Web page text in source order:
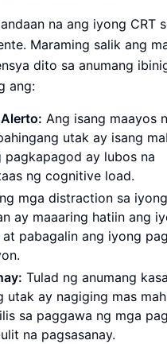
na ang iyong CRT
Maraming salik ang
dito sa anumang
ang:
Ang isang maayos
utak ay isang
pagkapagod ay lubos na
ng cognitive load.
mga distraction sa iyong
ay maaaring hatiin ang
pabagalin ang iyong
Tulad ng anumang
utak ay nagiging mas
sa paggawa ng mga
na pagsasanay.